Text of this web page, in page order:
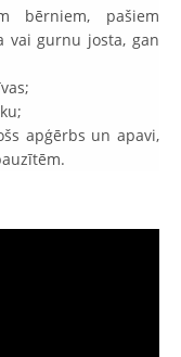
bērniem, pašiem
vai gurnu josta, gan
apģērbs un apavi,